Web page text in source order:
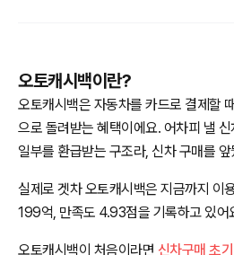
오토캐시백이란?
오토캐시백은 자동차를 카드로 결제할
으로 돌려받는 혜택이에요. 어차피 낼
일부를 환급받는 구조라, 신차 구매를
실제로 겟차 오토캐시백은 지금까지 이
199억, 만족도 4.93점을 기록하고 있어
오토캐시백이 처음이라면 신차구매 초